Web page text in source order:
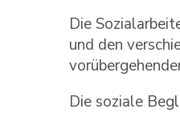
Die
und den
Die soziale